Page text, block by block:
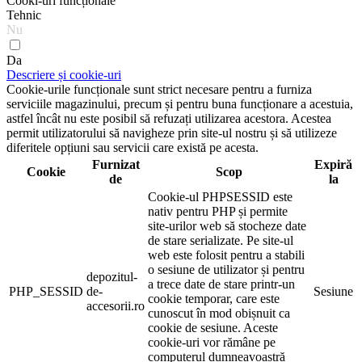
Tehnic
Nu
Da
Descriere și cookie-uri
Cookie-urile funcționale sunt strict necesare pentru a furniza
serviciile magazinului, precum și pentru buna funcționare a acestuia,
astfel încât nu este posibil să refuzați utilizarea acestora. Acestea
permit utilizatorului să navigheze prin site-ul nostru și să utilizeze
diferitele opțiuni sau servicii care există pe acesta.
Cookie
Furnizat
de
Scop
Expiră
la
PHP_SESSID
depozitul-
de-
accesorii.ro
Cookie-ul PHPSESSID este
nativ pentru PHP și permite
site-urilor web să stocheze date
de stare serializate. Pe site-ul
web este folosit pentru a stabili
o sesiune de utilizator și pentru
a trece date de stare printr-un
cookie temporar, care este
cunoscut în mod obișnuit ca
cookie de sesiune. Aceste
cookie-uri vor rămâne pe
computerul dumneavoastră
Sesiune